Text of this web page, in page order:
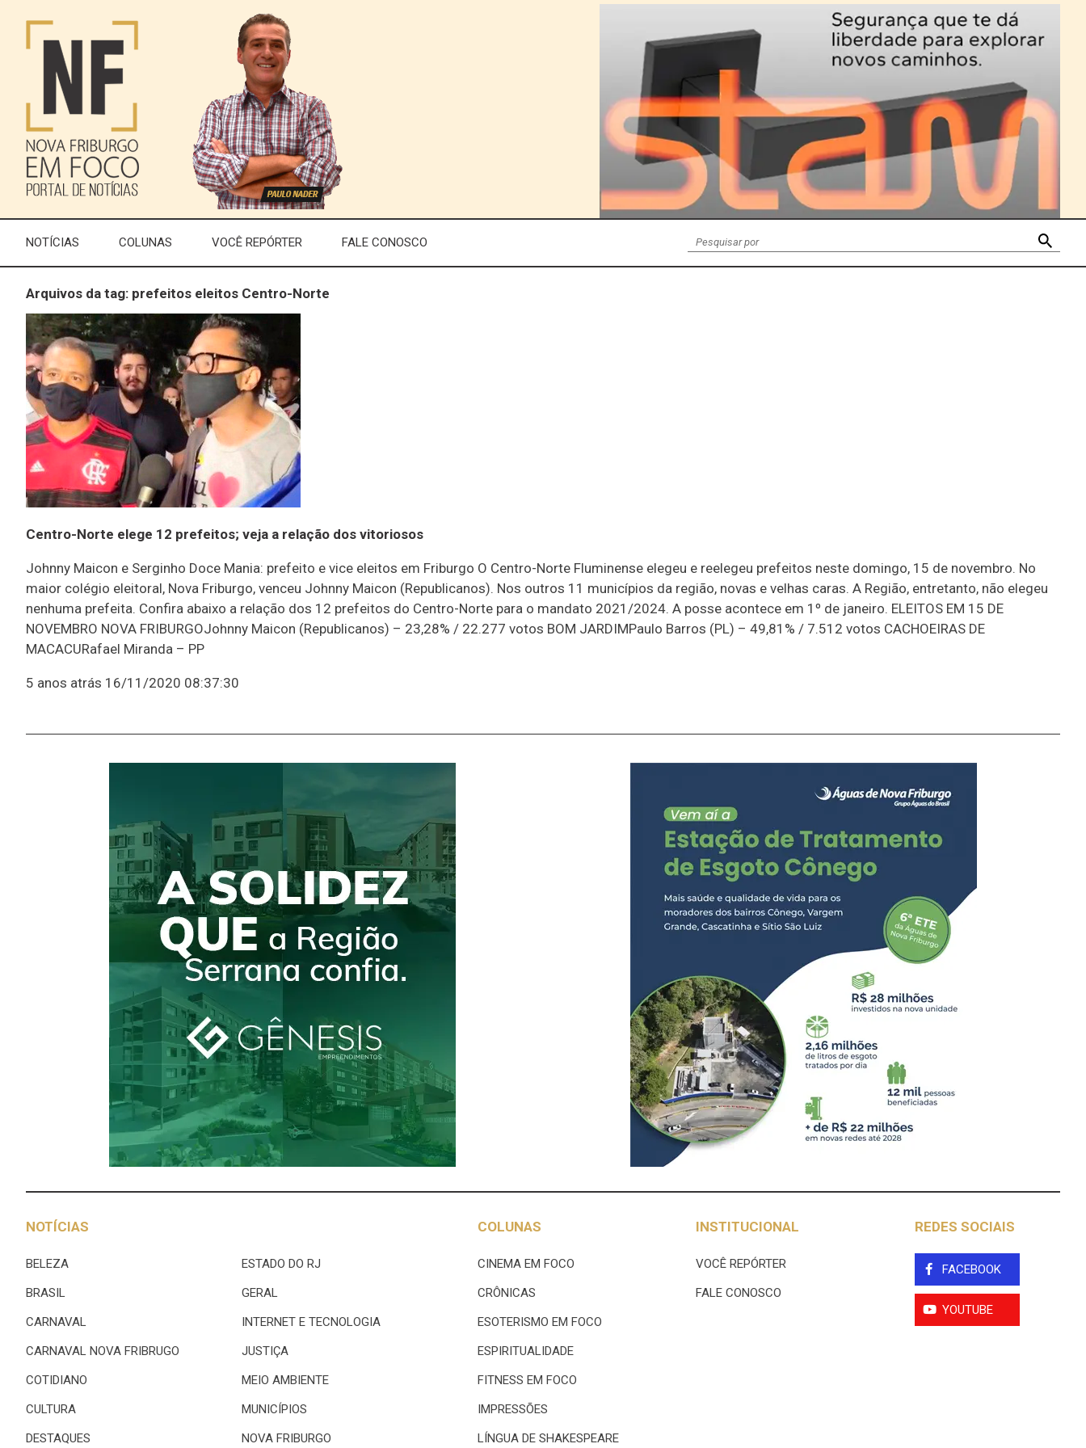
NOTÍCIAS COLUNAS VOCÊ REPÓRTER FALE CONOSCO
Arquivos da tag: prefeitos eleitos Centro-Norte
Centro-Norte elege 12 prefeitos; veja a relação dos vitoriosos
Johnny Maicon e Serginho Doce Mania: prefeito e vice eleitos em Friburgo O Centro-Norte Fluminense elegeu e reelegeu prefeitos neste domingo, 15 de novembro. No
maior colégio eleitoral, Nova Friburgo, venceu Johnny Maicon (Republicanos). Nos outros 11 municípios da região, novas e velhas caras. A Região, entretanto, não elegeu
nenhuma prefeita. Confira abaixo a relação dos 12 prefeitos do Centro-Norte para o mandato 2021/2024. A posse acontece em 1º de janeiro. ELEITOS EM 15 DE
NOVEMBRO NOVA FRIBURGOJohnny Maicon (Republicanos) – 23,28% / 22.277 votos BOM JARDIMPaulo Barros (PL) – 49,81% / 7.512 votos CACHOEIRAS DE
MACACURafael Miranda – PP
5 anos atrás 16/11/2020 08:37:30
NOTÍCIAS
BELEZA
BRASIL
CARNAVAL
CARNAVAL NOVA FRIBRUGO
COTIDIANO
CULTURA
DESTAQUES
ESTADO DO RJ
GERAL
INTERNET E TECNOLOGIA
JUSTIÇA
MEIO AMBIENTE
MUNICÍPIOS
NOVA FRIBURGO
COLUNAS
CINEMA EM FOCO
CRÔNICAS
ESOTERISMO EM FOCO
ESPIRITUALIDADE
FITNESS EM FOCO
IMPRESSÕES
LÍNGUA DE SHAKESPEARE
INSTITUCIONAL
VOCÊ REPÓRTER
FALE CONOSCO
REDES SOCIAIS
FACEBOOK
YOUTUBE